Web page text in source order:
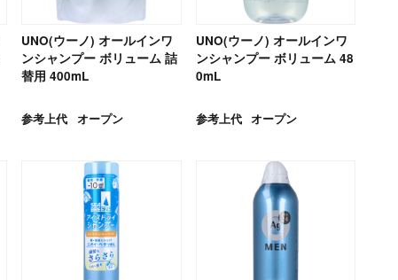
UNO(ウーノ) オールインワ
ンシャンプー ボリューム 詰
替用 400mL
参考上代 オープン
UNO(ウーノ) オールインワ
ンシャンプー ボリューム 48
0mL
参考上代 オープン